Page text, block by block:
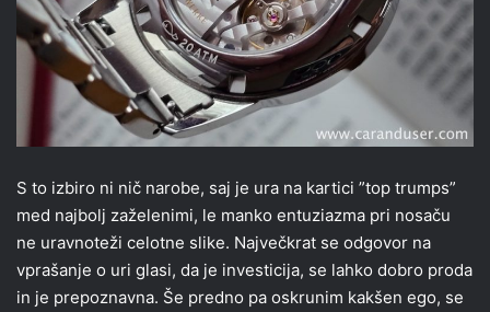
S to izbiro ni nič narobe, saj je ura na kartici ”top trumps”
med najbolj zaželenimi, le manko entuziazma pri nosaču
ne uravnoteži celotne slike. Največkrat se odgovor na
vprašanje o uri glasi, da je investicija, se lahko dobro proda
in je prepoznavna. Še predno pa oskrunim kakšen ego, se